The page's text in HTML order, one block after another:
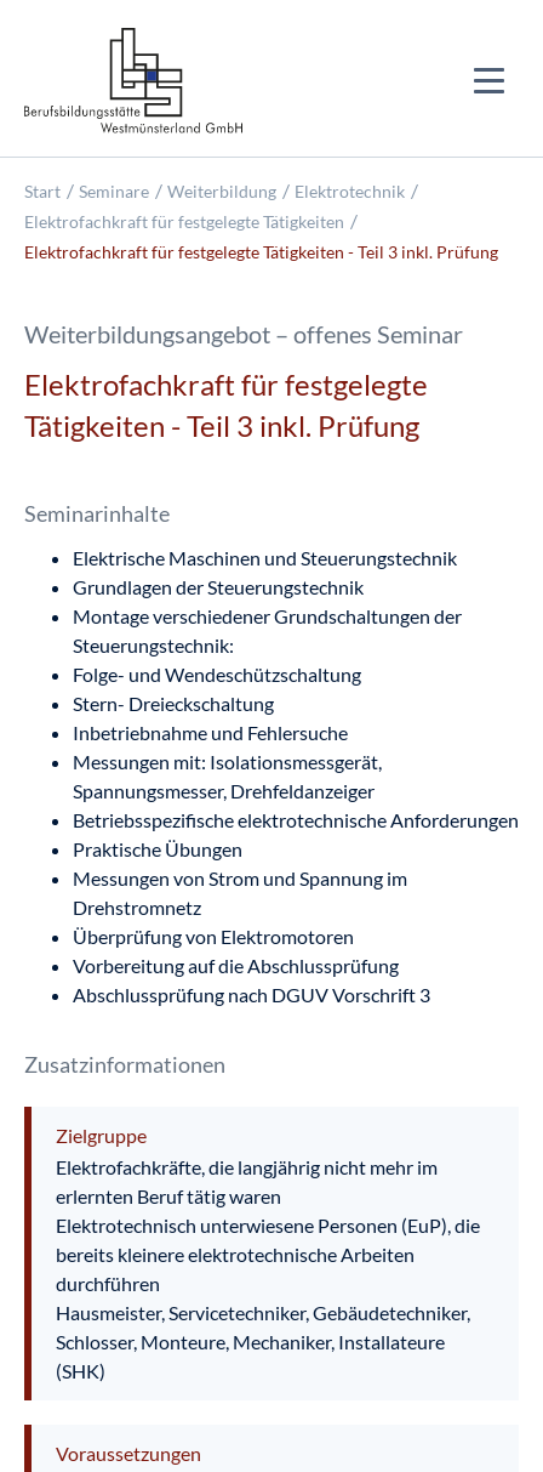
Start Seminare Weiterbildung
Elektrotechnik
Elektrofachkraft für festgelegte Tätigkeiten
Elektrofachkraft für festgelegte Tätigkeiten - Teil 3 inkl. Prüfung
Weiterbildungsangebot – offenes Seminar
Elektrofachkraft für festgelegte
Tätigkeiten - Teil 3 inkl. Prüfung
Seminarinhalte
Elektrische Maschinen und Steuerungstechnik
Grundlagen der Steuerungstechnik
Montage verschiedener Grundschaltungen der
Steuerungstechnik:
Folge- und Wendeschützschaltung
Stern- Dreieckschaltung
Inbetriebnahme und Fehlersuche
Messungen mit: Isolationsmessgerät,
Spannungsmesser, Drehfeldanzeiger
Betriebsspezifische elektrotechnische Anforderungen
Praktische Übungen
Messungen von Strom und Spannung im
Drehstromnetz
Überprüfung von Elektromotoren
Vorbereitung auf die Abschlussprüfung
Abschlussprüfung nach DGUV Vorschrift 3
Zusatzinformationen
Zielgruppe
Elektrofachkräfte, die langjährig nicht mehr im
erlernten Beruf tätig waren
Elektrotechnisch unterwiesene Personen (EuP), die
bereits kleinere elektrotechnische Arbeiten
durchführen
Hausmeister, Servicetechniker, Gebäudetechniker,
Schlosser, Monteure, Mechaniker, Installateure
(SHK)
Voraussetzungen